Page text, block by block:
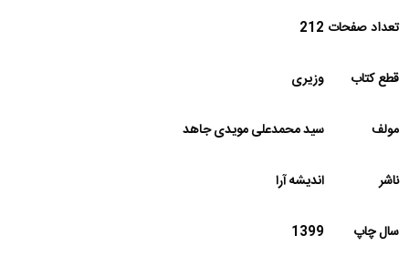
تعداد صفحات 212
قطع کتاب وزیری
مولف سید محمدعلی مویدی جاهد
ناشر اندیشه آرا
سال چاپ 1399